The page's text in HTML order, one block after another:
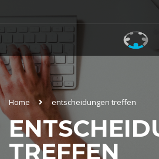
Home entscheidungen treffen
TREFFEN